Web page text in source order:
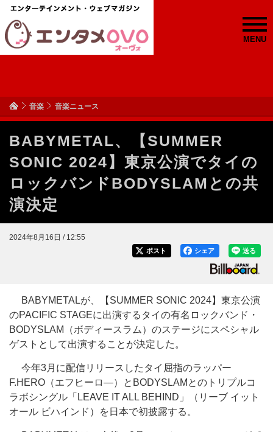
MENU
音楽 音楽ニュース
BABYMETAL、【SUMMER
SONIC 2024】東京公演でタイの
ロックバンドBODYSLAMとの共
演決定
2024年8月16日 / 12:55
送る
シェア
ポスト
BABYMETALが、【SUMMER SONIC 2024】東京公演
のPACIFIC STAGEに出演するタイの有名ロックバンド・
BODYSLAM（ボディースラム）のステージにスペシャル
ゲストとして出演することが決定した。
今年3月に配信リリースしたタイ屈指のラッパー
F.HERO（エフヒーロ―）とBODYSLAMとのトリプルコ
ラボシングル「LEAVE IT ALL BEHIND」（リーブ イット
オール ビハインド）を日本で初披露する。